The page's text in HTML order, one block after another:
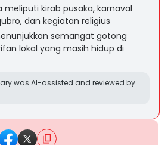
meliputi kirab pusaka, karnaval
dan kegiatan religius
semangat gotong
lokal yang masih hidup di
was AI-assisted and reviewed by